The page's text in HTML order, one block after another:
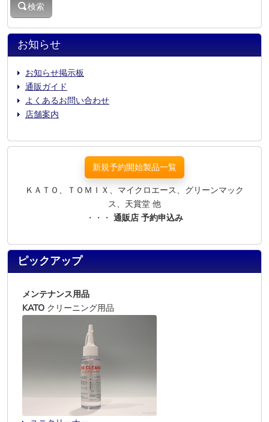
お知らせ
お知らせ掲示板
通販ガイド
よくあるお問い合わせ
店舗案内
検索
新規予約開始製品一覧
ＫＡＴＯ、ＴＯＭＩＸ、マイクロエース、グリーンマック
ス、天賞堂 他
・・・ 通販店 予約申込み
ピックアップ
メンテナンス用品
KATO クリーニング用品